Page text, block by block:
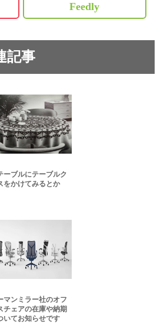
Feedly
記事
ーブルにテーブルク
をかけてみるとか
マンミラー社のオフ
チェアの在庫や納期
いてお知らせです